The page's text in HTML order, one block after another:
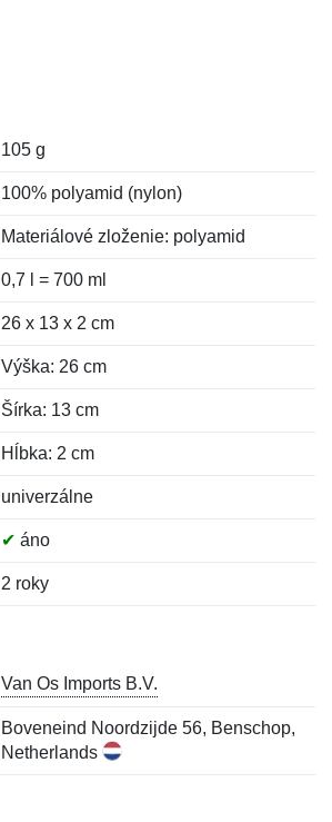
105 g
100% polyamid (nylon)
Materiálové zloženie: polyamid
0,7 l = 700 ml
26 x 13 x 2 cm
Výška: 26 cm
Šírka: 13 cm
Hĺbka: 2 cm
univerzálne
✔ áno
2 roky
Van Os Imports B.V.
Boveneind Noordzijde 56, Benschop,
Netherlands